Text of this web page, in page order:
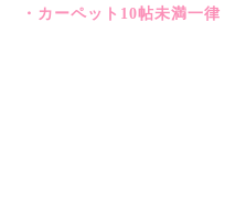
・カーペット10帖未満一律